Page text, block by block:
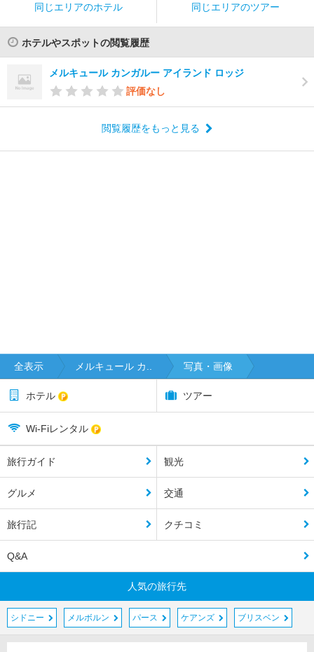
同じエリアのホテル 同じエリアのツアー
ホテルやスポットの閲覧履歴
メルキュール カンガルー アイランド ロッジ
評価なし
閲覧履歴をもっと見る
全表示 メルキュール カ.. 写真・画像
ホテル ツアー
Wi-Fiレンタル
旅行ガイド 観光
グルメ 交通
旅行記 クチコミ
Q&A
人気の旅行先
シドニー メルボルン パース ケアンズ ブリスベン